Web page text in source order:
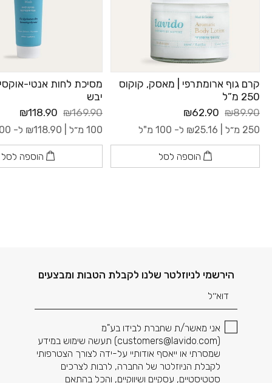
קרם גוף ארומתרפי | מאסק, קוקוס
250 מ”ל
₪89.90
₪62.90
250 מ״ל | ₪25.16 ל- 100 מ"ל
הוספה לסל
מסיכת לחות אנטי-
יבש
₪169.90
₪118.90
100 מ״ל | ₪118.90 ל- 100 מ"ל
הוספה לסל
הירשמי לניוזלטר שלנו לקבלת הטבות ומבצעים
דוא׳׳ל
אני מאשר/ת שחברת לבידו בע"מ
(
customers@lavido.com) תעשה שימוש במידע
שמסרתי או ייאסף אודותיי על-ידה לצורך הצטרפותי
לקבלת הניוזלטר של החברה, לרבות לצרכים
סטטיסטיים, עסקיים ושיווקיים, והכל בהתאם